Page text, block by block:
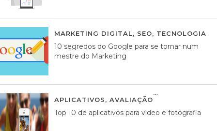
MARKETING DIGITAL, SEO, TECNOLOGIA
10 segredos do Google para se tornar num
mestre do Marketing
APLICATIVOS, AVALIAÇÃO
Top 10 de aplicativos para vídeo e fotografia